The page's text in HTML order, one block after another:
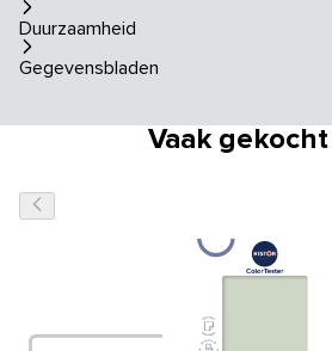
Duurzaamheid
Gegevensbladen
Vaak